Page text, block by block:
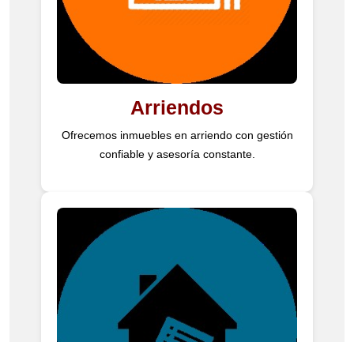
Arriendos
Ofrecemos inmuebles en arriendo con gestión
confiable y asesoría constante.